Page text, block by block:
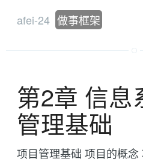
afei-24 做事框架
第2章 信息
管理基础
项目管理基础 项目的概